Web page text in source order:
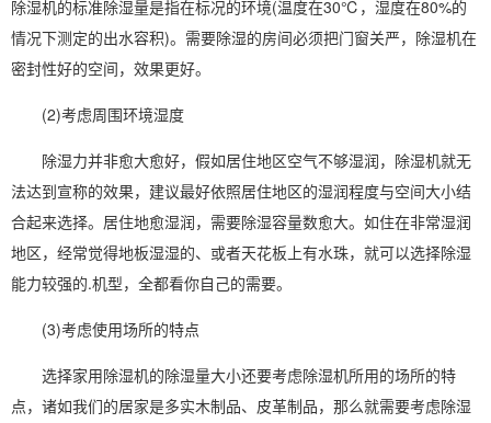
除湿机的标准除湿量是指在标况的环境(温度在30℃，湿度在80%的
情况下测定的出水容积)。需要除湿的房间必须把门窗关严，除湿机在
密封性好的空间，效果更好。
(2)考虑周围环境湿度
除湿力并非愈大愈好，假如居住地区空气不够湿润，除湿机就无
法达到宣称的效果，建议最好依照居住地区的湿润程度与空间大小结
合起来选择。居住地愈湿润，需要除湿容量数愈大。如住在非常湿润
地区，经常觉得地板湿湿的、或者天花板上有水珠，就可以选择除湿
能力较强的.机型，全都看你自己的需要。
(3)考虑使用场所的特点
选择家用除湿机的除湿量大小还要考虑除湿机所用的场所的特
点，诸如我们的居家是多实木制品、皮革制品，那么就需要考虑除湿